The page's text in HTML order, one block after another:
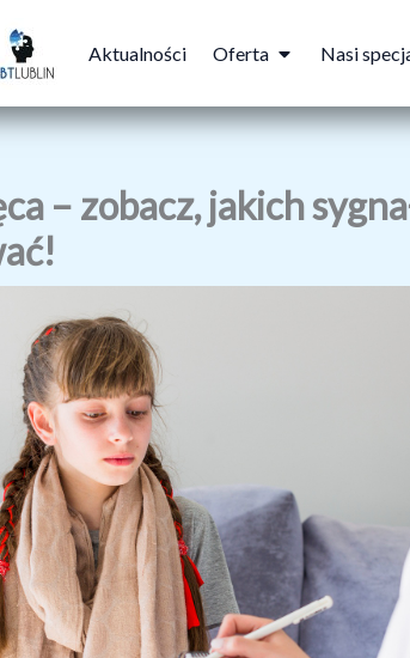
Aktualności Oferta Open Oferta
Nasi
– zobacz, jakich